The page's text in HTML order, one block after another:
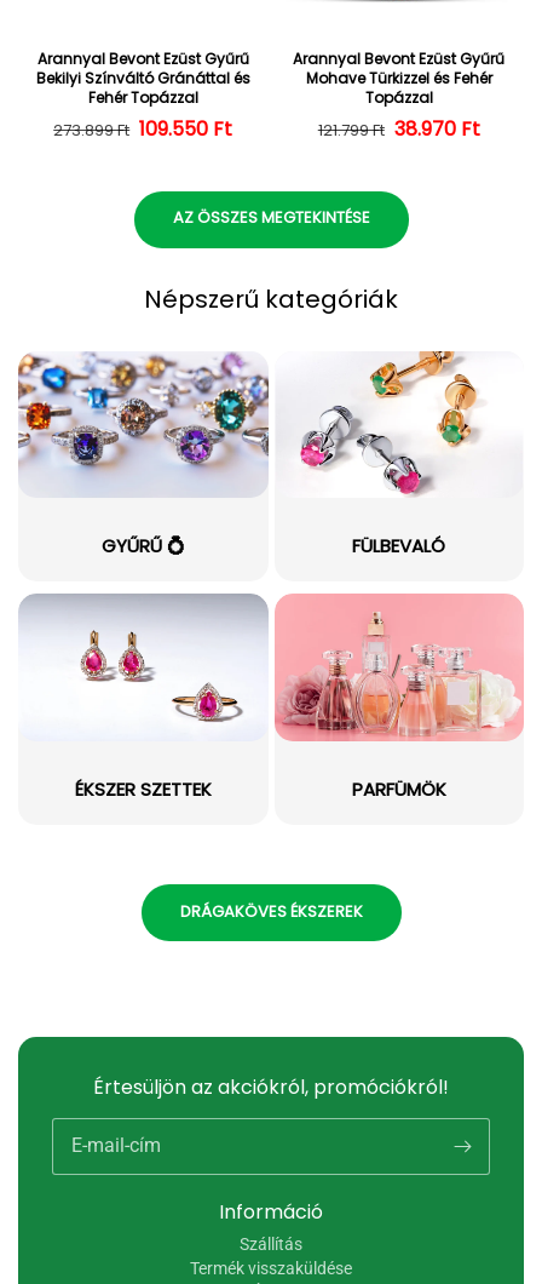
Arannyal Bevont Ezüst Gyűrű
Bekilyi Színváltó Gránáttal és
Fehér Topázzal
Normál ár
273.899 Ft Kedvezményes ár
109.550 Ft
Arannyal Bevont Ezüst Gyűrű
Mohave Türkizzel és Fehér
Topázzal
Normál ár
121.799 Ft 38.970 Ft
AZ ÖSSZES MEGTEKINTÉSE
Népszerű kategóriák
GYŰRŰ 💍 FÜLBEVALÓ
ÉKSZER SZETTEK PARFÜMÖK
DRÁGAKÖVES ÉKSZEREK
Információ
Szállítás
Termék visszaküldése
Értesüljön az akciókról, promóciókról!
E-mail-cím